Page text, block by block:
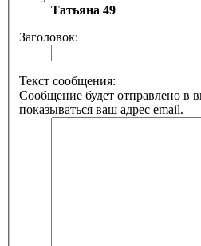
Татьяна 49
Заголовок:
Текст сообщения:
Сообщение будет отправлено в
показываться ваш адрес email.